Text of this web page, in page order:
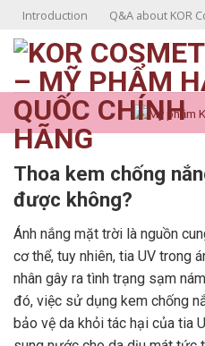
Skip
content
Introduction Q&A about KOR
Thoa kem chống
được không?
Ánh nắng mặt trời là nguồn
cơ thể, tuy nhiên, tia UV trong
nhân gây ra tình trạng sạm
đó, việc sử dụng kem chống
bảo vệ da khỏi tác hại của tia